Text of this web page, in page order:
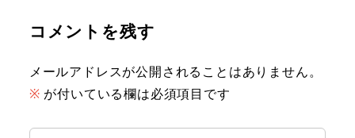
コメントを残す
メールアドレスが公開されることはありません。
※ が付いている欄は必須項目です